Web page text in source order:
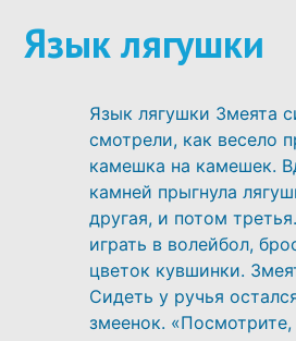
Язык лягушки
Язык лягушки Змеята
смотрели, как весело
камешка на камешек.
камней прыгнула
другая, и потом
играть в волейбол,
цветок кувшинки.
Сидеть у ручья
змеенок. «Посмотрите,